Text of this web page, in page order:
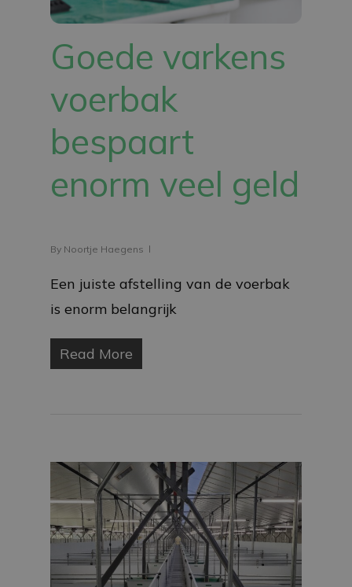
Goede varkens
voerbak
bespaart
enorm veel geld
By Noortje Haegens
Een juiste afstelling van de voerbak
is enorm belangrijk
Read More